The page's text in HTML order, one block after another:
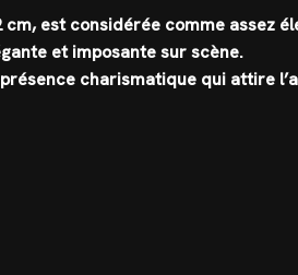
est considérée comme assez
et imposante sur scène.
charismatique qui attire